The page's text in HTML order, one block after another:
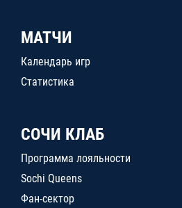
МАТЧИ
Календарь игр
Статистика
СОЧИ КЛАБ
Программа лояльности
Sochi Queens
Фан-сектор